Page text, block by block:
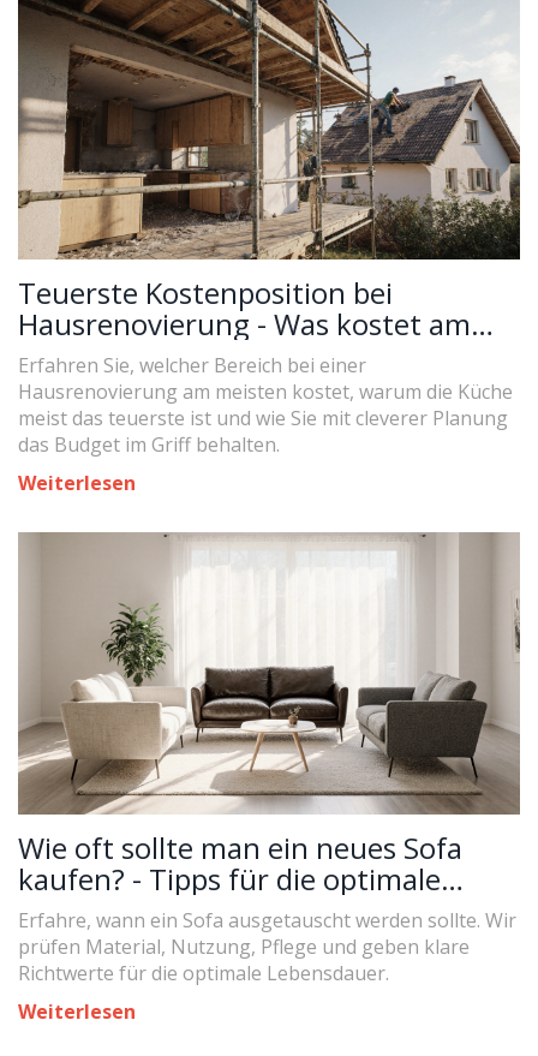
Teuerste Kostenposition bei
Hausrenovierung - Was kostet am
meisten?
Erfahren Sie, welcher Bereich bei einer
Hausrenovierung am meisten kostet, warum die Küche
meist das teuerste ist und wie Sie mit cleverer Planung
das Budget im Griff behalten.
Weiterlesen
Wie oft sollte man ein neues Sofa
kaufen? - Tipps für die optimale
Nutzungsdauer
Erfahre, wann ein Sofa ausgetauscht werden sollte. Wir
prüfen Material, Nutzung, Pflege und geben klare
Richtwerte für die optimale Lebensdauer.
Weiterlesen